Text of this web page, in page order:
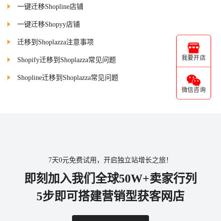
一键迁移Shopline店铺
一键迁移Shopyy店铺
迁移到Shoplazza注意事项
Shopify迁移到Shoplazza常见问题
Shopline迁移到Shoplazza常见问题
我要开店
微信咨询
7天0元免费试用，开启独立站增长之旅！
即刻加入我们全球50W+卖家行列
5步即可搭建营销型获客网店